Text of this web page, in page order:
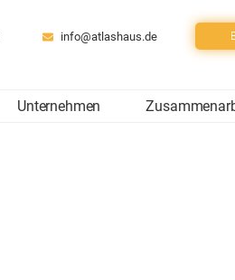
info@atlashaus.de
Unternehmen